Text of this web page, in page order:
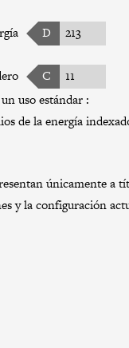
D 213
C
11
uso estándar :
de la energía
únicamente a
y la configuración